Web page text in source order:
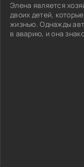
Элена является
двоих детей,
жизнью. Однажды
в аварию, и она